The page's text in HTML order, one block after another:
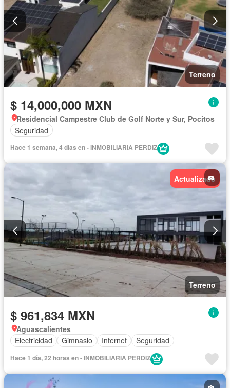
Terreno
$ 14,000,000 MXN
Residencial Campestre Club de Golf Norte y Sur, Pocitos
Seguridad
Hace 1 semana, 4 días en - INMOBILIARIA PERDIZ
Actualizado
Terreno
$ 961,834 MXN
Aguascalientes
Electricidad
Gimnasio Internet Seguridad
Hace 1 día, 22 horas en - INMOBILIARIA PERDIZ